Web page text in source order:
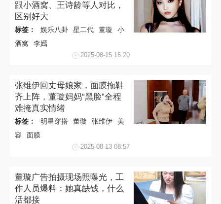
跟小酒窝、王诗龄等人对比，
区别好大
标签： 娱乐八卦 星二代 董璇
小
酒窝
李嫣
2025-08-15 16:20
张维伊回丈母娘家，面膜拖鞋
齐上阵，董璇妈妈“黑脸”全程
难掩真实情绪
标签： 明星穿搭 董璇 张维伊
美
容
面膜
2025-08-13 08:57
董璇广告拍摄现场照曝光，工
作人员爆料：她真缺钱，什么
活都接